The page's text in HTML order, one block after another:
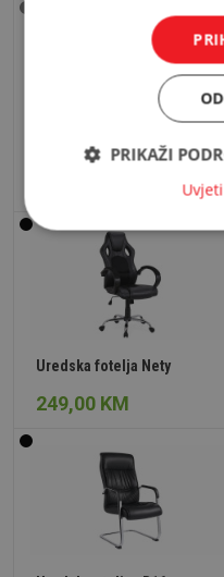
Uredska fotelja 611382
Uredska fotelja Nety
249,00 KM
PRIKAŽI